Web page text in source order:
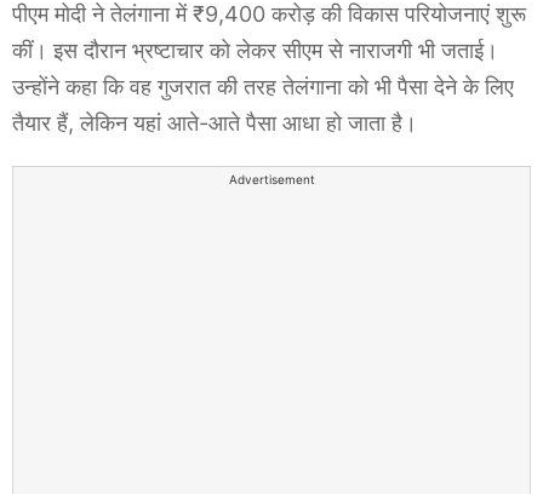
पीएम मोदी ने तेलंगाना में ₹9,400 करोड़ की विकास परियोजनाएं शुरू
कीं। इस दौरान भ्रष्टाचार को लेकर सीएम से नाराजगी भी जताई।
उन्होंने कहा कि वह गुजरात की तरह तेलंगाना को भी पैसा देने के लिए
तैयार हैं, लेकिन यहां आते-आते पैसा आधा हो जाता है।
Advertisement